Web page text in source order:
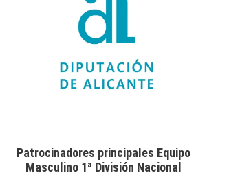
Patrocinadores principales Equipo
Masculino 1ª División Nacional